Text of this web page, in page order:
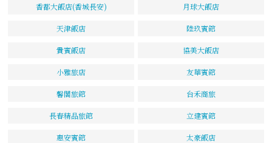
香都大飯店(香城長安) 月球大飯店
天津飯店 陸玖賓館
貴賓飯店 協美大飯店
小雅旅店 友華賓館
馨閣旅館 台禾商旅
長春精品旅館 立建賓館
惠安賓館 太豪飯店